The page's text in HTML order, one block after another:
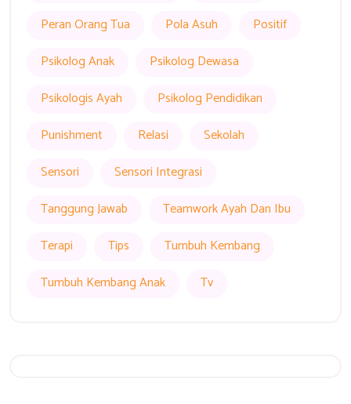
Peran Orang Tua
Pola Asuh
Positif
Psikolog Anak
Psikolog Dewasa
Psikologis Ayah
Psikolog Pendidikan
Punishment
Relasi
Sekolah
Sensori
Sensori Integrasi
Tanggung Jawab
Teamwork Ayah Dan Ibu
Terapi
Tips
Tumbuh Kembang
Tumbuh Kembang Anak
Tv